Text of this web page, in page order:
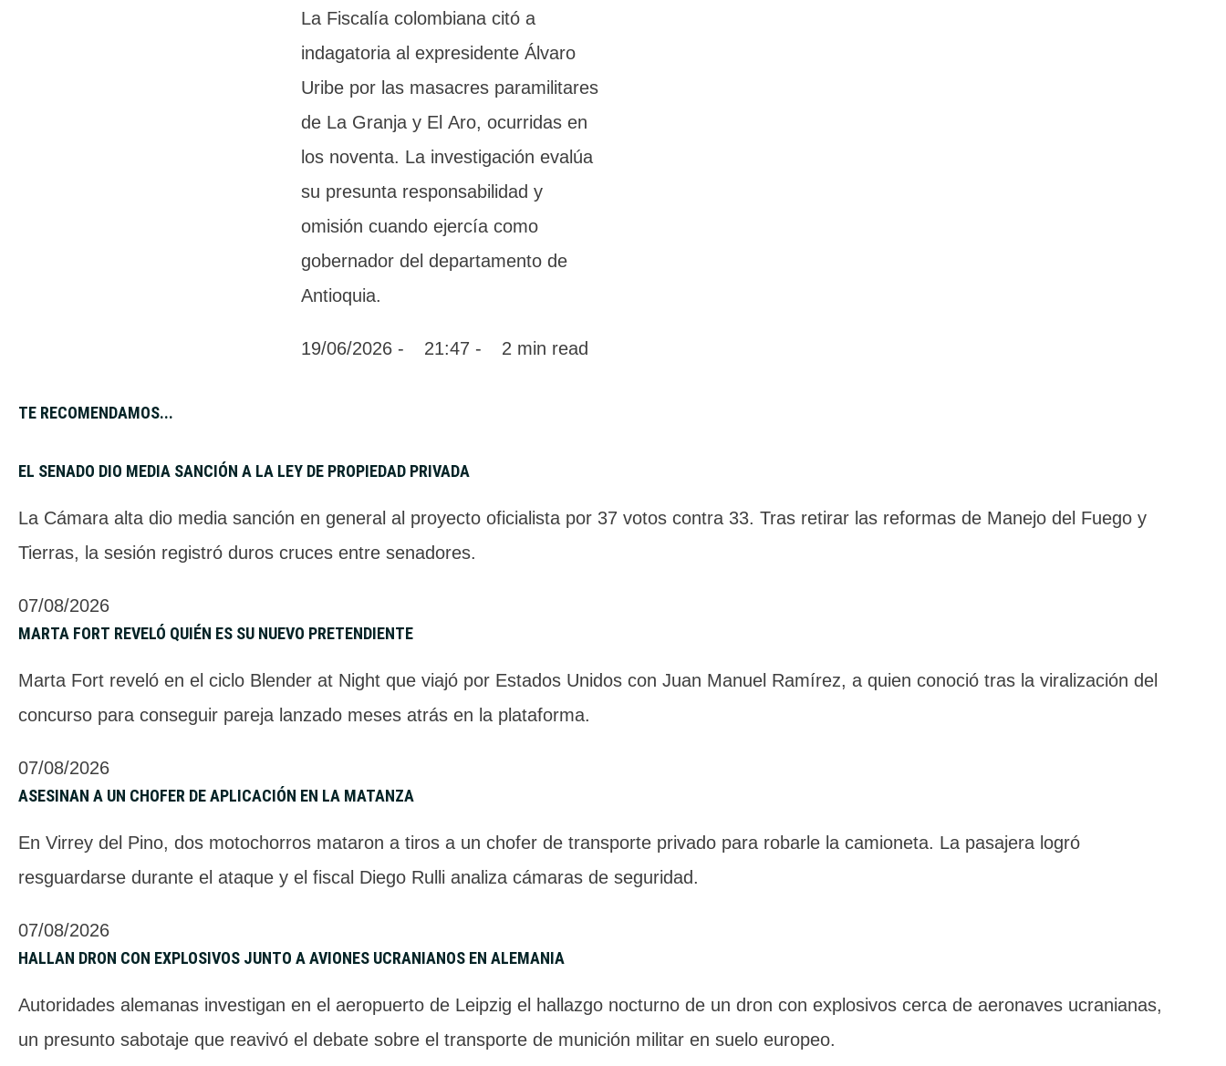
La Fiscalía colombiana citó a
indagatoria al expresidente Álvaro
Uribe por las masacres paramilitares
de La Granja y El Aro, ocurridas en
los noventa. La investigación evalúa
su presunta responsabilidad y
omisión cuando ejercía como
gobernador del departamento de
Antioquia.
19/06/2026 - 21:47 - 2 min read
TE RECOMENDAMOS...​
EL SENADO DIO MEDIA SANCIÓN A LA LEY DE PROPIEDAD PRIVADA
La Cámara alta dio media sanción en general al proyecto oficialista por 37 votos contra 33. Tras retirar las reformas de Manejo del Fuego y
Tierras, la sesión registró duros cruces entre senadores.
07/08/2026
MARTA FORT REVELÓ QUIÉN ES SU NUEVO PRETENDIENTE
Marta Fort reveló en el ciclo Blender at Night que viajó por Estados Unidos con Juan Manuel Ramírez, a quien conoció tras la viralización del
concurso para conseguir pareja lanzado meses atrás en la plataforma.
07/08/2026
ASESINAN A UN CHOFER DE APLICACIÓN EN LA MATANZA
En Virrey del Pino, dos motochorros mataron a tiros a un chofer de transporte privado para robarle la camioneta. La pasajera logró
resguardarse durante el ataque y el fiscal Diego Rulli analiza cámaras de seguridad.
07/08/2026
HALLAN DRON CON EXPLOSIVOS JUNTO A AVIONES UCRANIANOS EN ALEMANIA
Autoridades alemanas investigan en el aeropuerto de Leipzig el hallazgo nocturno de un dron con explosivos cerca de aeronaves ucranianas,
un presunto sabotaje que reavivó el debate sobre el transporte de munición militar en suelo europeo.